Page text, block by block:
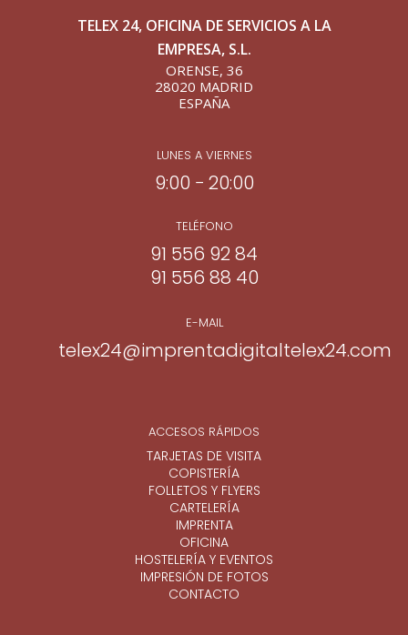
TELEX 24, OFICINA DE SERVICIOS A LA
EMPRESA, S.L.
ORENSE, 36
28020 MADRID
ESPAÑA
LUNES A VIERNES
9:00 − 20:00
TELÉFONO
91 556 92 84
91 556 88 40
E-MAIL
telex24@imprentadigitaltelex24.com
ACCESOS RÁPIDOS
TARJETAS DE VISITA
COPISTERÍA
FOLLETOS Y FLYERS
CARTELERÍA
IMPRENTA
OFICINA
HOSTELERÍA Y EVENTOS
IMPRESIÓN DE FOTOS
CONTACTO